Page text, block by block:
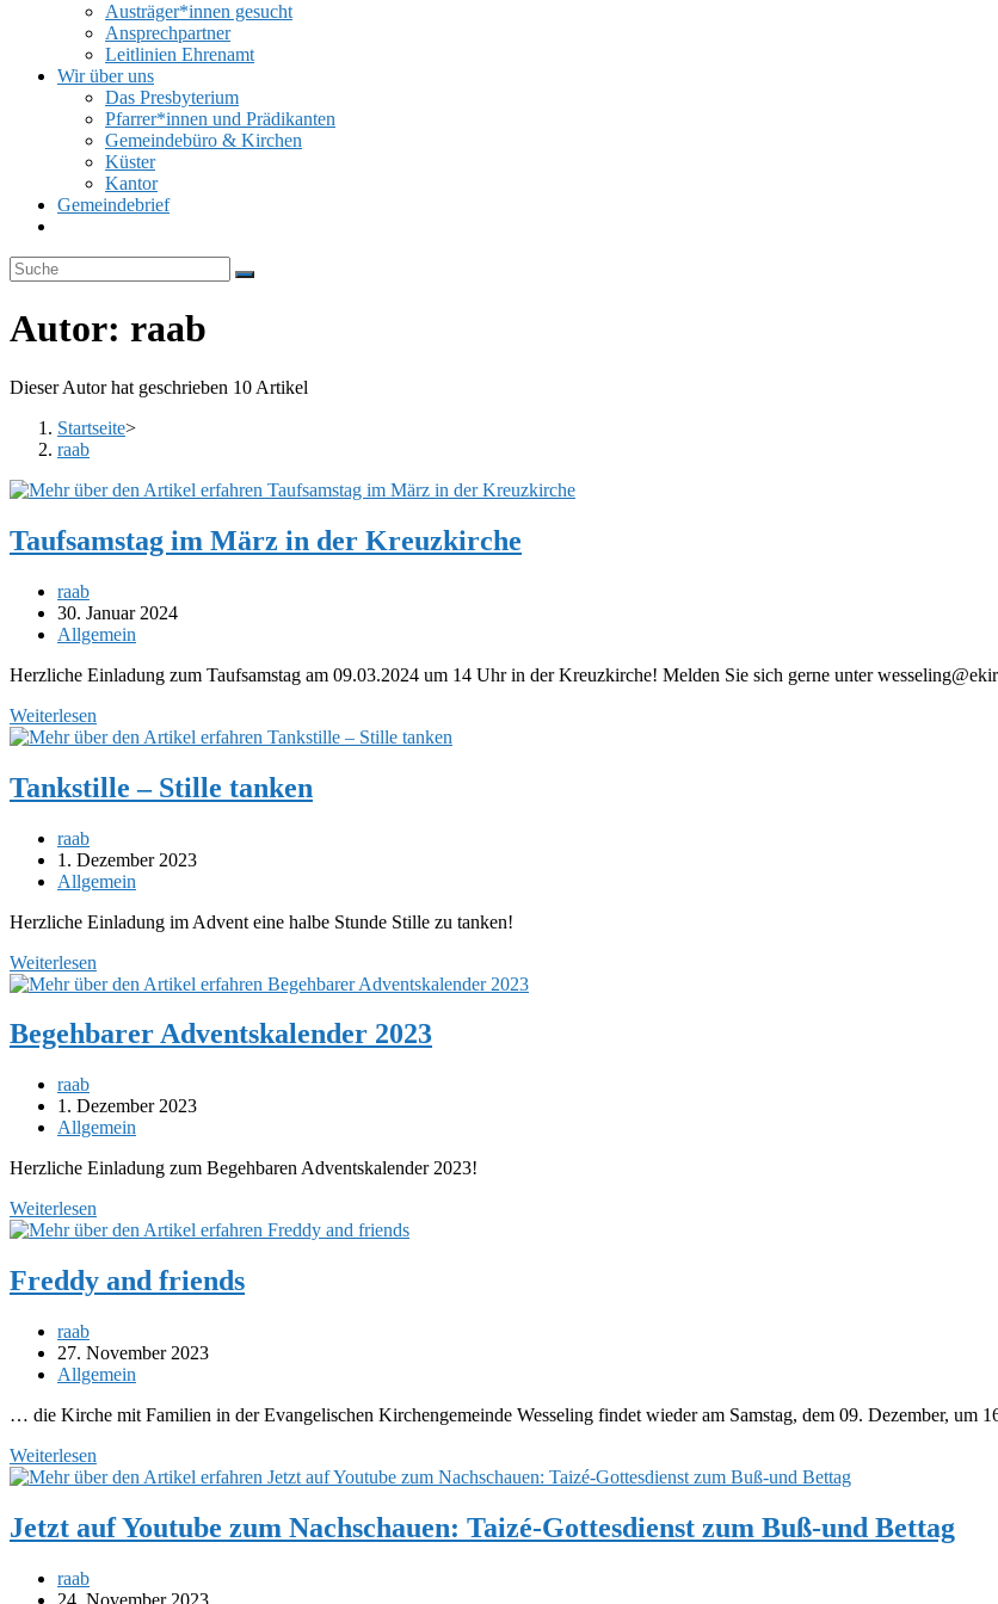
Austräger*innen gesucht
Ansprechpartner
Leitlinien Ehrenamt
Wir über uns
Das Presbyterium
Pfarrer*innen und Prädikanten
Gemeindebüro & Kirchen
Küster
Kantor
Gemeindebrief
umschalten
Autor: raab
Dieser Autor hat geschrieben 10 Artikel
Startseite>
raab
Taufsamstag im März in der Kreuzkirche
Beitrags-
Autor:
raab
Beitrag
veröffentlicht:
30. Januar 2024
Beitrags-
Allgemein
Herzliche Einladung zum Taufsamstag am 09.03.2024 um 14 Uhr in der Kreuzkirche! Melden Sie sich gerne unter
Weiterlesen
im
in
der
Tankstille – Stille tanken
Beitrags-
Autor:
raab
Beitrag
veröffentlicht:
1. Dezember 2023
Beitrags-
Allgemein
Herzliche Einladung im Advent eine halbe Stunde Stille zu tanken!
Weiterlesen
–
tanken
Begehbarer Adventskalender 2023
Beitrags-
Autor:
raab
Beitrag
veröffentlicht:
1. Dezember 2023
Beitrags-
Allgemein
Herzliche Einladung zum Begehbaren Adventskalender 2023!
Weiterlesen
Adventskalender
Freddy and friends
Beitrags-
Autor:
raab
Beitrag
veröffentlicht:
27. November 2023
Beitrags-
Allgemein
… die Kirche mit Familien in der Evangelischen Kirchengemeinde Wesseling findet wieder am Samstag, dem 09. Dezember, um
Weiterlesen
and
Jetzt auf Youtube zum Nachschauen: Taizé-Gottesdienst zum Buß-und Bettag
Beitrags-
Autor:
raab
Beitrag
24. November 2023